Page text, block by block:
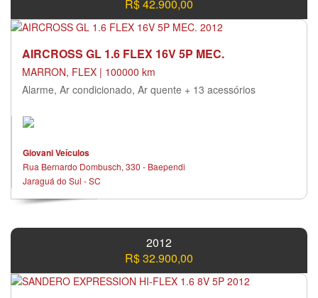
R$ 42.900,00
AIRCROSS GL 1.6 FLEX 16V 5P MEC.
MARRON, FLEX | 100000 km
Alarme, Ar condicionado, Ar quente + 13 acessórios
Giovani Veículos
Rua Bernardo Dombusch, 330 - Baependi
Jaraguá do Sul - SC
2012
R$ 32.900,00